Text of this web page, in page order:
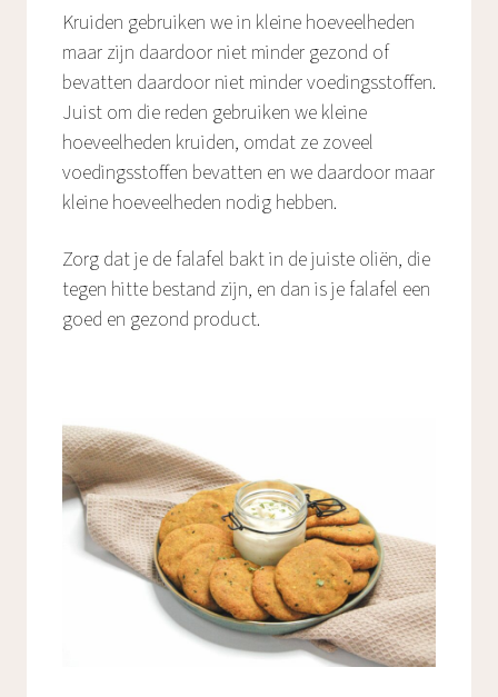
Kruiden gebruiken we in kleine hoeveelheden
maar zijn daardoor niet minder gezond of
bevatten daardoor niet minder voedingsstoffen.
Juist om die reden gebruiken we kleine
hoeveelheden kruiden, omdat ze zoveel
voedingsstoffen bevatten en we daardoor maar
kleine hoeveelheden nodig hebben.
Zorg dat je de falafel bakt in de juiste oliën, die
tegen hitte bestand zijn, en dan is je falafel een
goed en gezond product.